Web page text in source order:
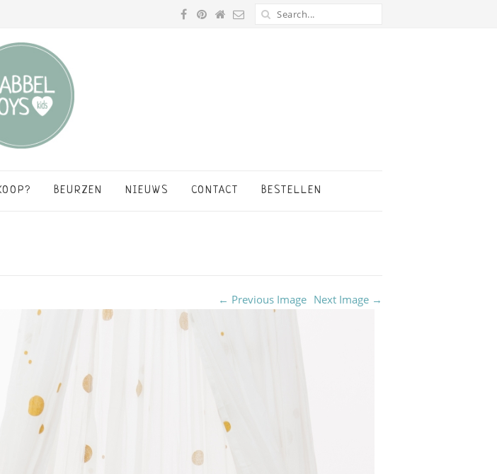
BEURZEN NIEUWS CONTACT BESTELLEN
← Previous Image Next Image →